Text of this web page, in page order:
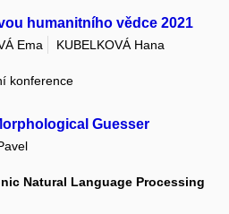
humanitního vědce 2021
Ema
KUBELKOVÁ Hana
konference
Guesser
Natural Language Processing